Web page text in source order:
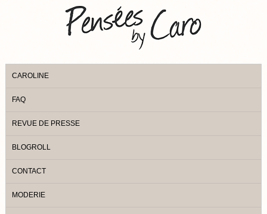
CAROLINE
FAQ
REVUE DE PRESSE
BLOGROLL
CONTACT
MODERIE